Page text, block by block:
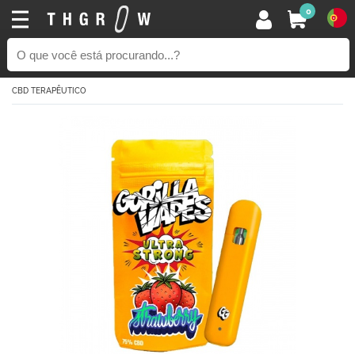
0
CBD TERAPÊUTICO